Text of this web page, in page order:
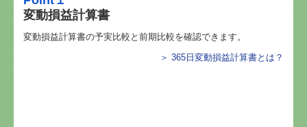
変動損益計算書
変動損益計算書の予実比較と前期比較を確認できます。
＞ 365日変動損益計算書とは ？